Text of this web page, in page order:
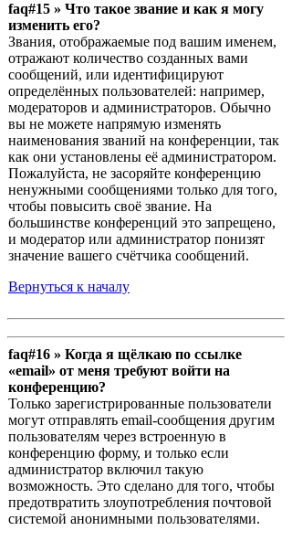
faq#15 » Что такое звание и как я могу
изменить его?
Звания, отображаемые под вашим именем,
отражают количество созданных вами
сообщений, или идентифицируют
определённых пользователей: например,
модераторов и администраторов. Обычно
вы не можете напрямую изменять
наименования званий на конференции, так
как они установлены её администратором.
Пожалуйста, не засоряйте конференцию
ненужными сообщениями только для того,
чтобы повысить своё звание. На
большинстве конференций это запрещено,
и модератор или администратор понизят
значение вашего счётчика сообщений.
Вернуться к началу
faq#16 » Когда я щёлкаю по ссылке
«email» от меня требуют войти на
конференцию?
Только зарегистрированные пользователи
могут отправлять email-сообщения другим
пользователям через встроенную в
конференцию форму, и только если
администратор включил такую
возможность. Это сделано для того, чтобы
предотвратить злоупотребления почтовой
системой анонимными пользователями.